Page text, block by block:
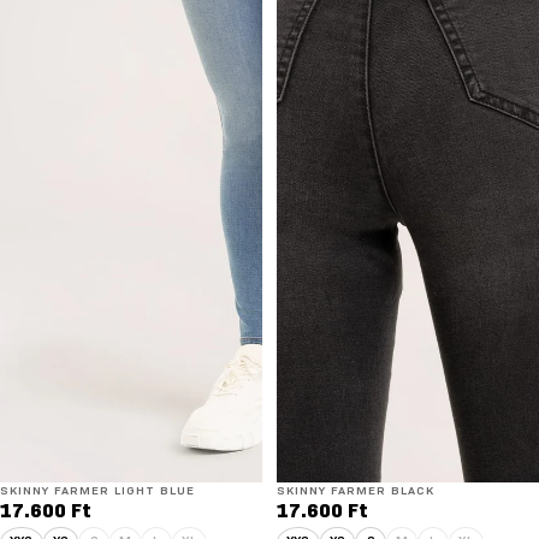
SKINNY FARMER LIGHT BLUE
17.600 Ft
SKINNY FARMER BLACK
17.600 Ft